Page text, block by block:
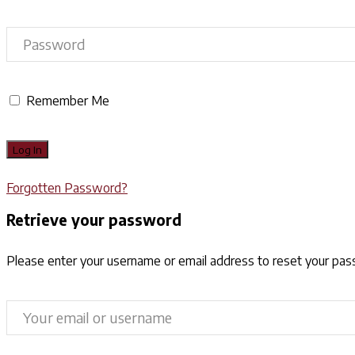
Remember Me
Forgotten Password?
Retrieve your password
Please enter your username or email address to reset your